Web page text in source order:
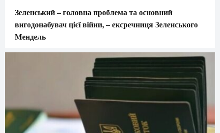
Зеленський – головна проблема та основний
вигодонабувач цієї війни, – ексречниця Зеленського
Мендель